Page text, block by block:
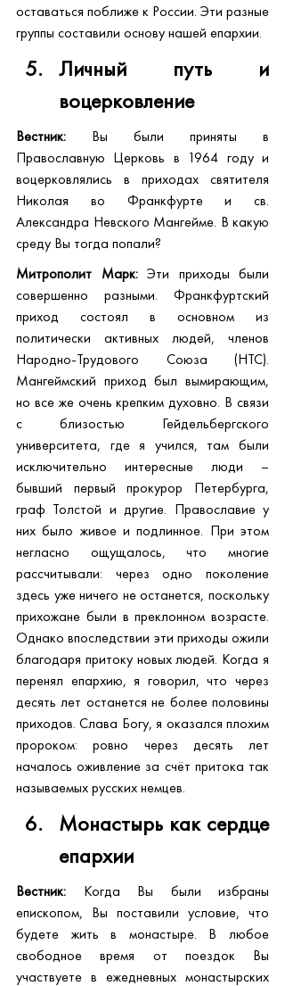
оставаться поближе к России. Эти разные
группы составили основу нашей епархии.
Личный путь и
воцерковление
Вестник: Вы были приняты в
Православную Церковь в 1964 году и
воцерковлялись в приходах святителя
Николая во Франкфурте и св.
Александра Невского Мангейме. В какую
среду Вы тогда попали?
Митрополит Марк: Эти приходы были
совершенно разными. Франкфуртский
приход состоял в основном из
политически активных людей, членов
Народно-Трудового Союза (НТС).
Мангеймский приход был вымирающим,
но все же очень крепким духовно. В связи
с близостью Гейдельбергского
университета, где я учился, там были
исключительно интересные люди –
бывший первый прокурор Петербурга,
граф Толстой и другие. Православие у
них было живое и подлинное. При этом
негласно ощущалось, что многие
рассчитывали: через одно поколение
здесь уже ничего не останется, поскольку
прихожане были в преклонном возрасте.
Однако впоследствии эти приходы ожили
благодаря притоку новых людей. Когда я
перенял епархию, я говорил, что через
десять лет останется не более половины
приходов. Слава Богу, я оказался плохим
пророком: ровно через десять лет
началось оживление за счёт притока так
называемых русских немцев.
Монастырь как сердце
епархии
Вестник: Когда Вы были избраны
епископом, Вы поставили условие, что
будете жить в монастыре. В любое
свободное время от поездок Вы
участвуете в ежедневных монастырских